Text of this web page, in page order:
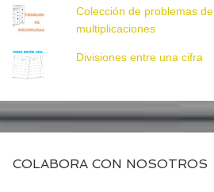
Colección de problemas de
multiplicaciones
Divisiones entre una cifra
COLABORA CON NOSOTROS